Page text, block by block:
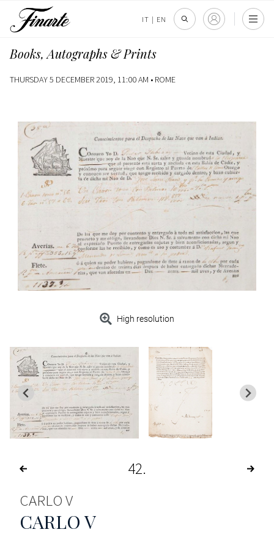
IT | EN
Books, Autographs & Prints
THURSDAY 5 DECEMBER 2019, 11:00 AM • ROME
High resolution
42
CARLO V
CARLO V